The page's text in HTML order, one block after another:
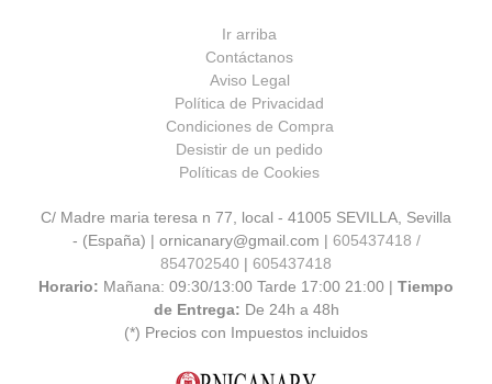
Ir arriba
Contáctanos
Aviso Legal
Política de Privacidad
Condiciones de Compra
Desistir de un pedido
Políticas de Cookies
C/ Madre maria teresa n 77, local - 41005 SEVILLA, Sevilla
- (España) | ornicanary@gmail.com | 605437418 /
854702540 | 605437418
Horario: Mañana: 09:30/13:00 Tarde 17:00 21:00 | Tiempo
de Entrega: De 24h a 48h
(*) Precios con Impuestos incluidos